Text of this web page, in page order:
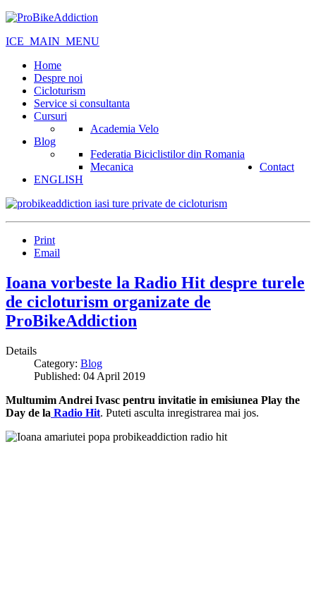
ICE_MAIN_MENU
Home
Despre noi
Cicloturism
Service si consultanta
Cursuri
Academia Velo
Blog
Federatia Biciclistilor din Romania
Mecanica
Contact
ENGLISH
Print
Email
Ioana vorbeste la Radio Hit despre turele
de cicloturism organizate de
ProBikeAddiction
Details
Category: Blog
Published: 04 April 2019
Multumim Andrei Ivasc pentru invitatie in emisiunea Play the
Day de la Radio Hit. Puteti asculta inregistrarea mai jos.